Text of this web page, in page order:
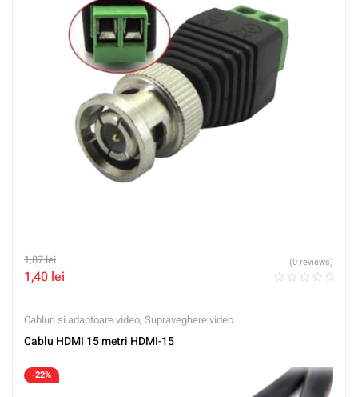
1,87lei
1,40 lei
(0 reviews)
Cabluri si adaptoare video, Supraveghere video
Cablu HDMI 15 metri HDMI-15
-22%